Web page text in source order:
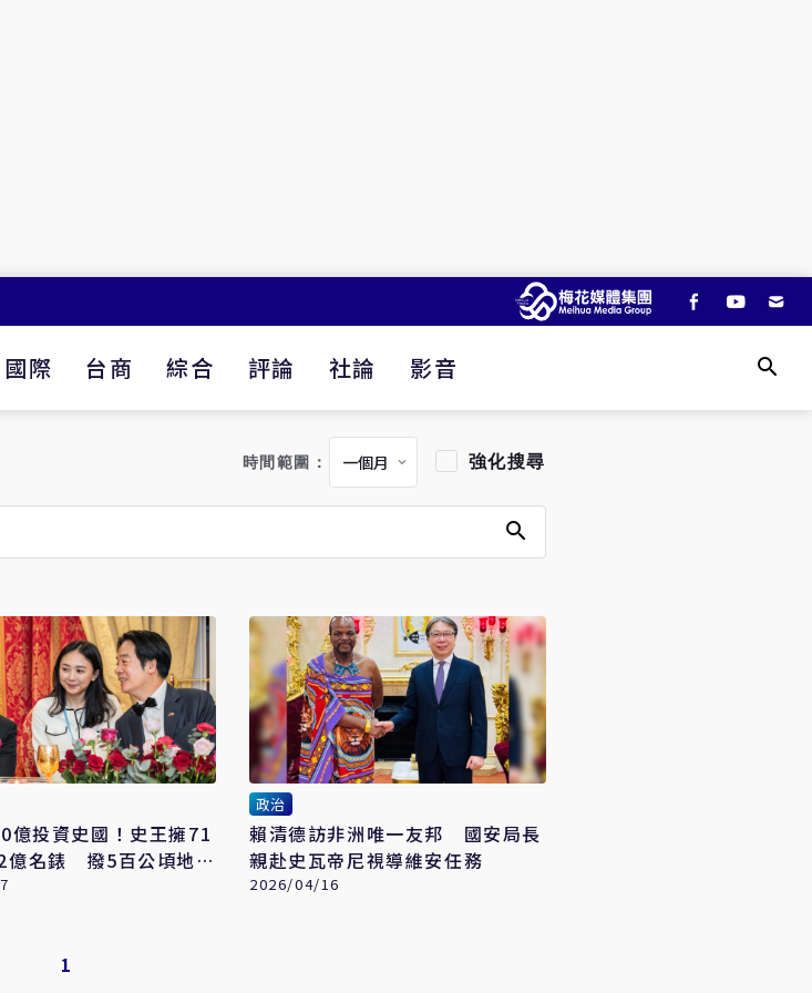
國際 台商 綜合 評論 社論 影音
時間範圍： 強化搜尋
億投資史國！史王擁71
億名錶 撥5百公頃地
個台灣
政治
賴清德訪非洲唯一友邦 國安局長
親赴史瓦帝尼視導維安任務
2026/04/16
1